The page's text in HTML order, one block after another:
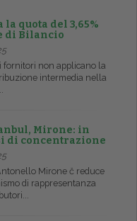
quota del 3,65%
di Bilancio
fornitori non applicano la
intermedia nella
Mirone: in
di concentrazione
Mirone č reduce
di rappresentanza